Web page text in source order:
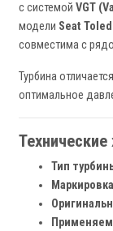
с системой VGT
модели Seat
совместима с
Турбина
оптимальное
Технические
Тип